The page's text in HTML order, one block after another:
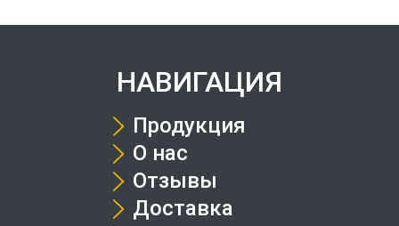
НАВИГАЦИЯ
Продукция
О нас
Отзывы
Доставка